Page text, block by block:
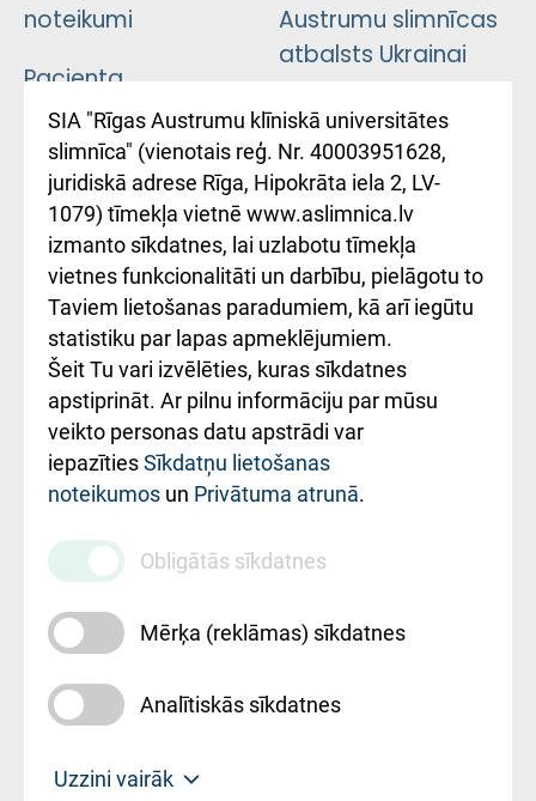
noteikumi
Pacienta
atsauksmju/sūdzību
iesniegšanas
kārtība
Kā pie mums nokļūt
Rēķinu apmaksas
ceļvedis
Rekvizīti un
ārstniecības
iestādes kods
010000234
Maksas
pakalpojumu
cenrādis
Austrumu slimnīcas
atbalsts Ukrainai
Підтримка Східної
лікарні та співпраця з
Україною
SIA "Rīgas Austrumu klīniskā universitātes
slimnīca" (vienotais reģ. Nr. 40003951628,
juridiskā adrese Rīga, Hipokrāta iela 2, LV-
1079) tīmekļa vietnē www.aslimnica.lv
izmanto sīkdatnes, lai uzlabotu tīmekļa
vietnes funkcionalitāti un darbību, pielāgotu to
Taviem lietošanas paradumiem, kā arī iegūtu
statistiku par lapas apmeklējumiem.
Šeit Tu vari izvēlēties, kuras sīkdatnes
apstiprināt. Ar pilnu informāciju par mūsu
veikto personas datu apstrādi var
iepazītiesSīkdatņu lietošanas
noteikumos un Privātuma atrunā.
Obligātās sīkdatnes
Mērķa (reklāmas) sīkdatnes
Analītiskās sīkdatnes
Uzzini vairāk